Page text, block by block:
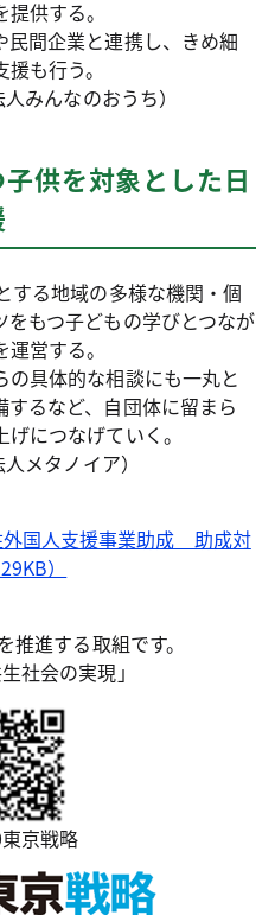
供する。
民間企業と連携し、きめ細
も行う。
みんなのおうち）
供を対象とした日
する地域の多様な機関・個
もつ子どもの学びとつなが
営する。
の具体的な相談にも一丸と
るなど、自団体に留まら
につなげていく。
メタノイア）
外国人支援事業助成 助成対
）
推進する取組です。
社会の実現」
京戦略